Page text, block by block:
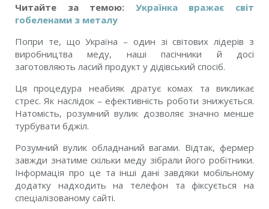
Читайте за темою: Українка вражає світ
гобеленами з металу
Попри те, що Україна – один зі світових лідерів з
виробництва меду, наші пасічники й досі
заготовляють ласий продукт у дідівський спосіб.
Ця процедура неабияк дратує комах та викликає
стрес. Як наслідок – ефективність роботи знижується.
Натомість, розумний вулик дозволяє значно менше
турбувати бджіл.
Розумний вулик обладнаний вагами. Відтак, фермер
завжди знатиме скільки меду зібрали його робітники.
Інформація про це та інші дані завдяки мобільному
додатку надходить на телефон та фіксується на
спеціалізованому сайті.